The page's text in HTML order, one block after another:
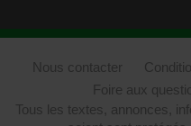
Nous contacter
Foire aux
Tous les textes, annonces,